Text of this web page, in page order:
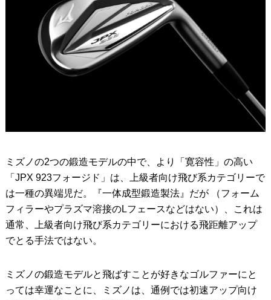
ミズノの2つの鍛造モデルの中で、より「寛容性」の高い
「JPX 923フォージド」は、上級者向け飛び系カテゴリーで
は一種の異端児だ。『一体成型鍛造製法』だが （フォーム
フィラーやプラズマ溶接のLフェースなどはない）、これは
通常、上級者向け飛び系カテゴリーにおける飛距離アップ
でとる手法ではない。
ミズノの鍛造モデルと飛ばすことが好きなゴルファーにと
っては幸運なことに、ミズノは、通例では初速アップ向け